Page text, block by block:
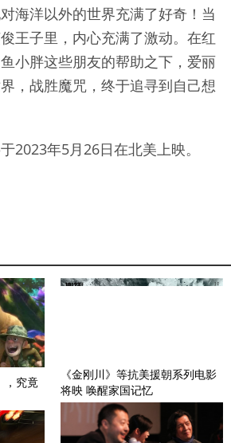
海洋以外的世界充满了好奇！当
王子里，内心充满了激动。在红
小胖这些朋友的帮助之下，爱丽
，战胜魔咒，终于追寻到自己想
2023年5月26日在北美上映。
，究竟
《金刚川》等抗美援朝系列电影
将映 唤醒家国记忆